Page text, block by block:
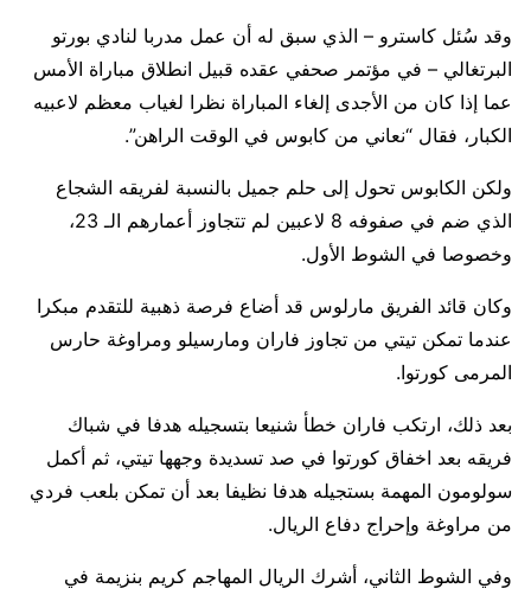
وقد سُئل كاسترو – الذي سبق له أن عمل مدربا لنادي بورتو
البرتغالي – في مؤتمر صحفي عقده قبيل انطلاق مباراة الأمس
عما إذا كان من الأجدى إلغاء المباراة نظرا لغياب معظم لاعبيه
الكبار، فقال “نعاني من كابوس في الوقت الراهن”.
ولكن الكابوس تحول إلى حلم جميل بالنسبة لفريقه الشجاع
الذي ضم في صفوفه 8 لاعبين لم تتجاوز أعمارهم الـ 23،
وخصوصا في الشوط الأول.
وكان قائد الفريق مارلوس قد أضاع فرصة ذهبية للتقدم مبكرا
عندما تمكن تيتي من تجاوز فاران ومارسيلو ومراوغة حارس
المرمى كورتوا.
بعد ذلك، ارتكب فاران خطأ شنيعا بتسجيله هدفا في شباك
فريقه بعد اخفاق كورتوا في صد تسديدة وجهها تيتي، ثم أكمل
سولومون المهمة بستجيله هدفا نظيفا بعد أن تمكن بلعب فردي
من مراوغة وإحراج دفاع الريال.
وفي الشوط الثاني، أشرك الريال المهاجم كريم بنزيمة في